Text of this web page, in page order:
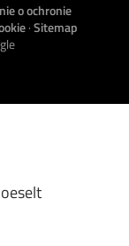
o ochronie
·Sitemap